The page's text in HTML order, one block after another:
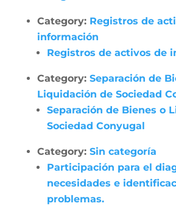
Category: Registros de
información
Registros de activos de
Category: Separación de
Liquidación de Sociedad
Separación de Bienes o
Sociedad Conyugal
Category: Sin categoría
Participación para el
necesidades e
problemas.